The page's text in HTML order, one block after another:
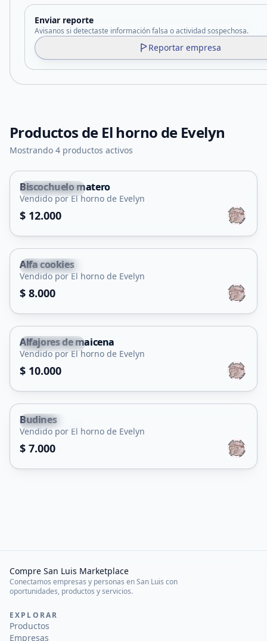
Enviar reporte
Avisanos si detectaste información falsa o actividad sospechosa.
Reportar empresa
Productos de El horno de Evelyn
Mostrando 4 productos activos
Juana Koslay
Biscochuelo matero
Vendido por El horno de Evelyn
$ 12.000
Juana Koslay
Alfa cookies
Vendido por El horno de Evelyn
$ 8.000
Juana Koslay
Alfajores de maicena
Vendido por El horno de Evelyn
$ 10.000
Juana Koslay
Budines
Vendido por El horno de Evelyn
$ 7.000
Compre San Luis Marketplace
Conectamos empresas y personas en San Luis con
oportunidades, productos y servicios.
EXPLORAR
Productos
Empresas